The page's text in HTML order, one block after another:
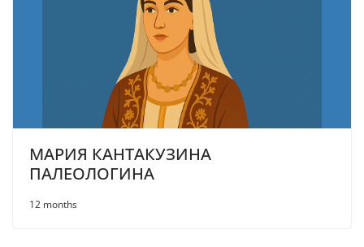
МАРИЯ КАНТАКУЗИНА
ПАЛЕОЛОГИНА
12 months